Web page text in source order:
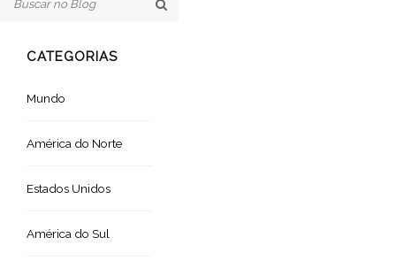
CATEGORIAS
Mundo
América do Norte
Estados Unidos
América do Sul